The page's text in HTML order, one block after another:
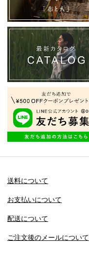
送料について
お支払いについて
配送について
ご注文後のメールについて